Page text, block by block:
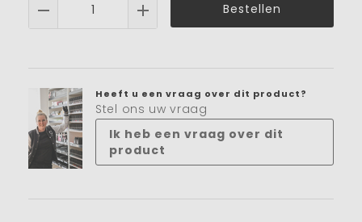
Bestellen
Heeft u een vraag over dit product?
Stel ons uw vraag
Ik heb een vraag over dit
product